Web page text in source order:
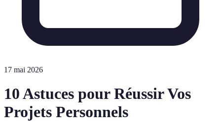
17 mai 2026
10 Astuces pour Réussir Vos
Projets Personnels